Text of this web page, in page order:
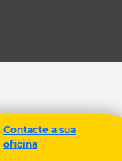
Contacte a sua
oficina